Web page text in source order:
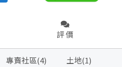
50~60 坪
評 價
專賣社區(4) 土地(1)